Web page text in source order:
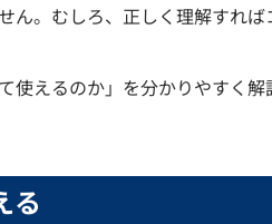
ん。むしろ、正しく理解すれば
使えるのか」を分かりやすく解
る